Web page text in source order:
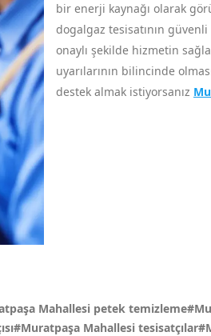
bir enerji kaynağı olarak
dogalgaz tesisatının
onaylı şekilde hizmetin
uyarılarının bilincinde
destek almak istiyorsanız
Mahallesi petek
Mahallesi